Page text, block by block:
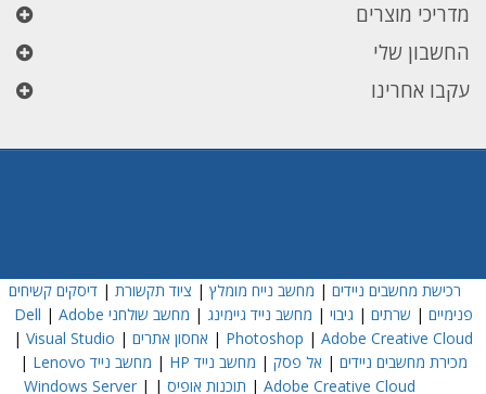
מדריכי מוצרים
החשבון שלי
עקבו אחרינו
רכישת מחשבים ניידים | מחשב נייח מומלץ | ציוד תקשורת |דיסקים קשיחים
פנימיים | שרתים | גיבוי | מחשב נייד גיימינג | מחשב שולחני Dell | Adobe
Photoshop | Adobe Creative Cloud
| אחסון אתרים |
Visual Studio
|
מכירת מחשבים ניידים | אל פסק | מחשב נייד HP | מחשב נייד Lenovo
|
Adobe Creative Cloud
| תוכנות אופיס |
Windows Server|